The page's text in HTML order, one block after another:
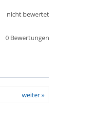
0 Bewertungen
nicht bewertet
weiter »